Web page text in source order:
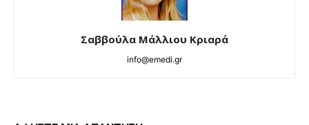
Σαββούλα Μάλλιου Κριαρά
info@emedi.gr